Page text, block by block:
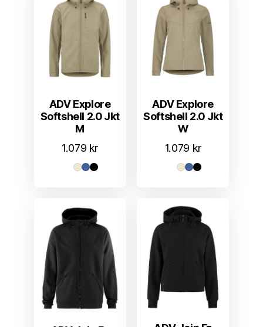
ADV Explore
Softshell 2.0 Jkt
M
1.079 kr
ADV Explore
Softshell 2.0 Jkt
W
1.079 kr